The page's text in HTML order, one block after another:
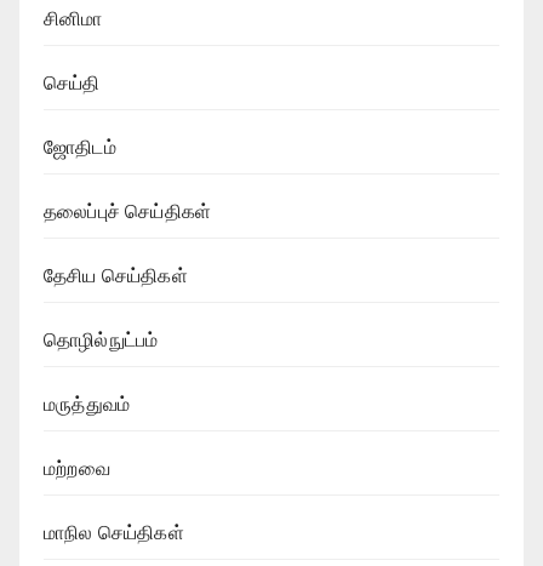
சினிமா
செய்தி
ஜோதிடம்
தலைப்புச் செய்திகள்
தேசிய செய்திகள்
தொழில்நுட்பம்
மருத்துவம்
மற்றவை
மாநில செய்திகள்